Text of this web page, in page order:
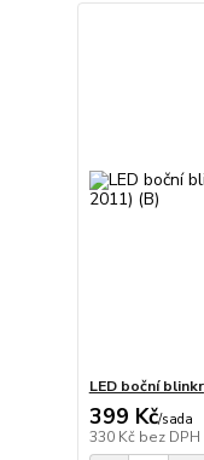
LED boční
399 Kč/sada
330 Kč bez DPH